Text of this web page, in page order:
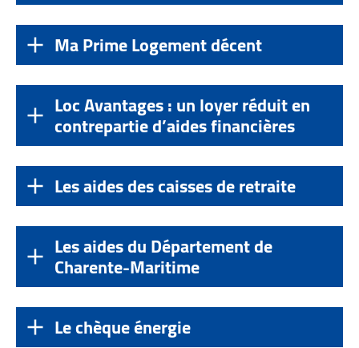
Ma Prime Logement décent
Loc Avantages : un loyer réduit en
contrepartie d’aides financières
Les aides des caisses de retraite
Les aides du Département de
Charente-Maritime
Le chèque énergie